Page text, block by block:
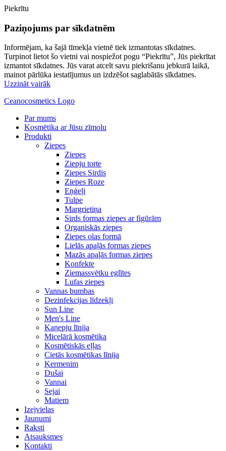
Piekrītu
Paziņojums par sīkdatnēm
Informējam, ka šajā tīmekļa vietnē tiek izmantotas sīkdatnes.
Turpinot lietot šo vietni vai nospiežot pogu “Piekrītu”, Jūs piekrītat
izmantot sīkdatnes. Jūs varat atcelt savu piekrišanu jebkurā laikā,
mainot pārlūka iestatījumus un izdzēšot saglabātās sīkdatnes.
Uzzināt vairāk
Ceanocosmetics Logo
Par mums
Kosmētika ar Jūsu zīmolu
Produkti
Ziepes
Ziepes
Ziepju torte
Ziepes Sirdis
Ziepes Roze
Eņģeļi
Tulpe
Margrietiņa
Sirds formas ziepes ar figūrām
Organiskās ziepes
Ziepes olas formā
Lielās apaļās formas ziepes
Mazās apaļās formas ziepes
Konfekte
Ziemassvētku eglītes
Lufas ziepes
Vannas bumbas
Dezinfekcijas līdzekļi
Sun Line
Men's Line
Kaņepju līnija
Micelārā kosmētika
Kosmētiskās eļļas
Cietās kosmētikas līnija
Ķermenim
Dušai
Vannai
Sejai
Matiem
Izejvielas
Jaunumi
Raksti
Atsauksmes
Kontakti